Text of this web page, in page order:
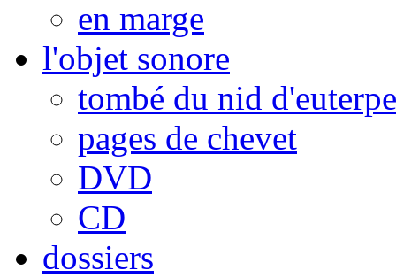
en marge
l'objet sonore
tombé du nid d'euterpe
pages de chevet
DVD
CD
dossiers